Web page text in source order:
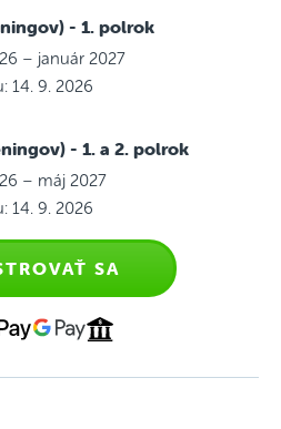
- 1. polrok
– január 2027
14. 9. 2026
- 1. a 2. polrok
– máj 2027
14. 9. 2026
SA